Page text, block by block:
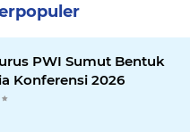
PWI Sumut Bentuk
Konferensi 2026